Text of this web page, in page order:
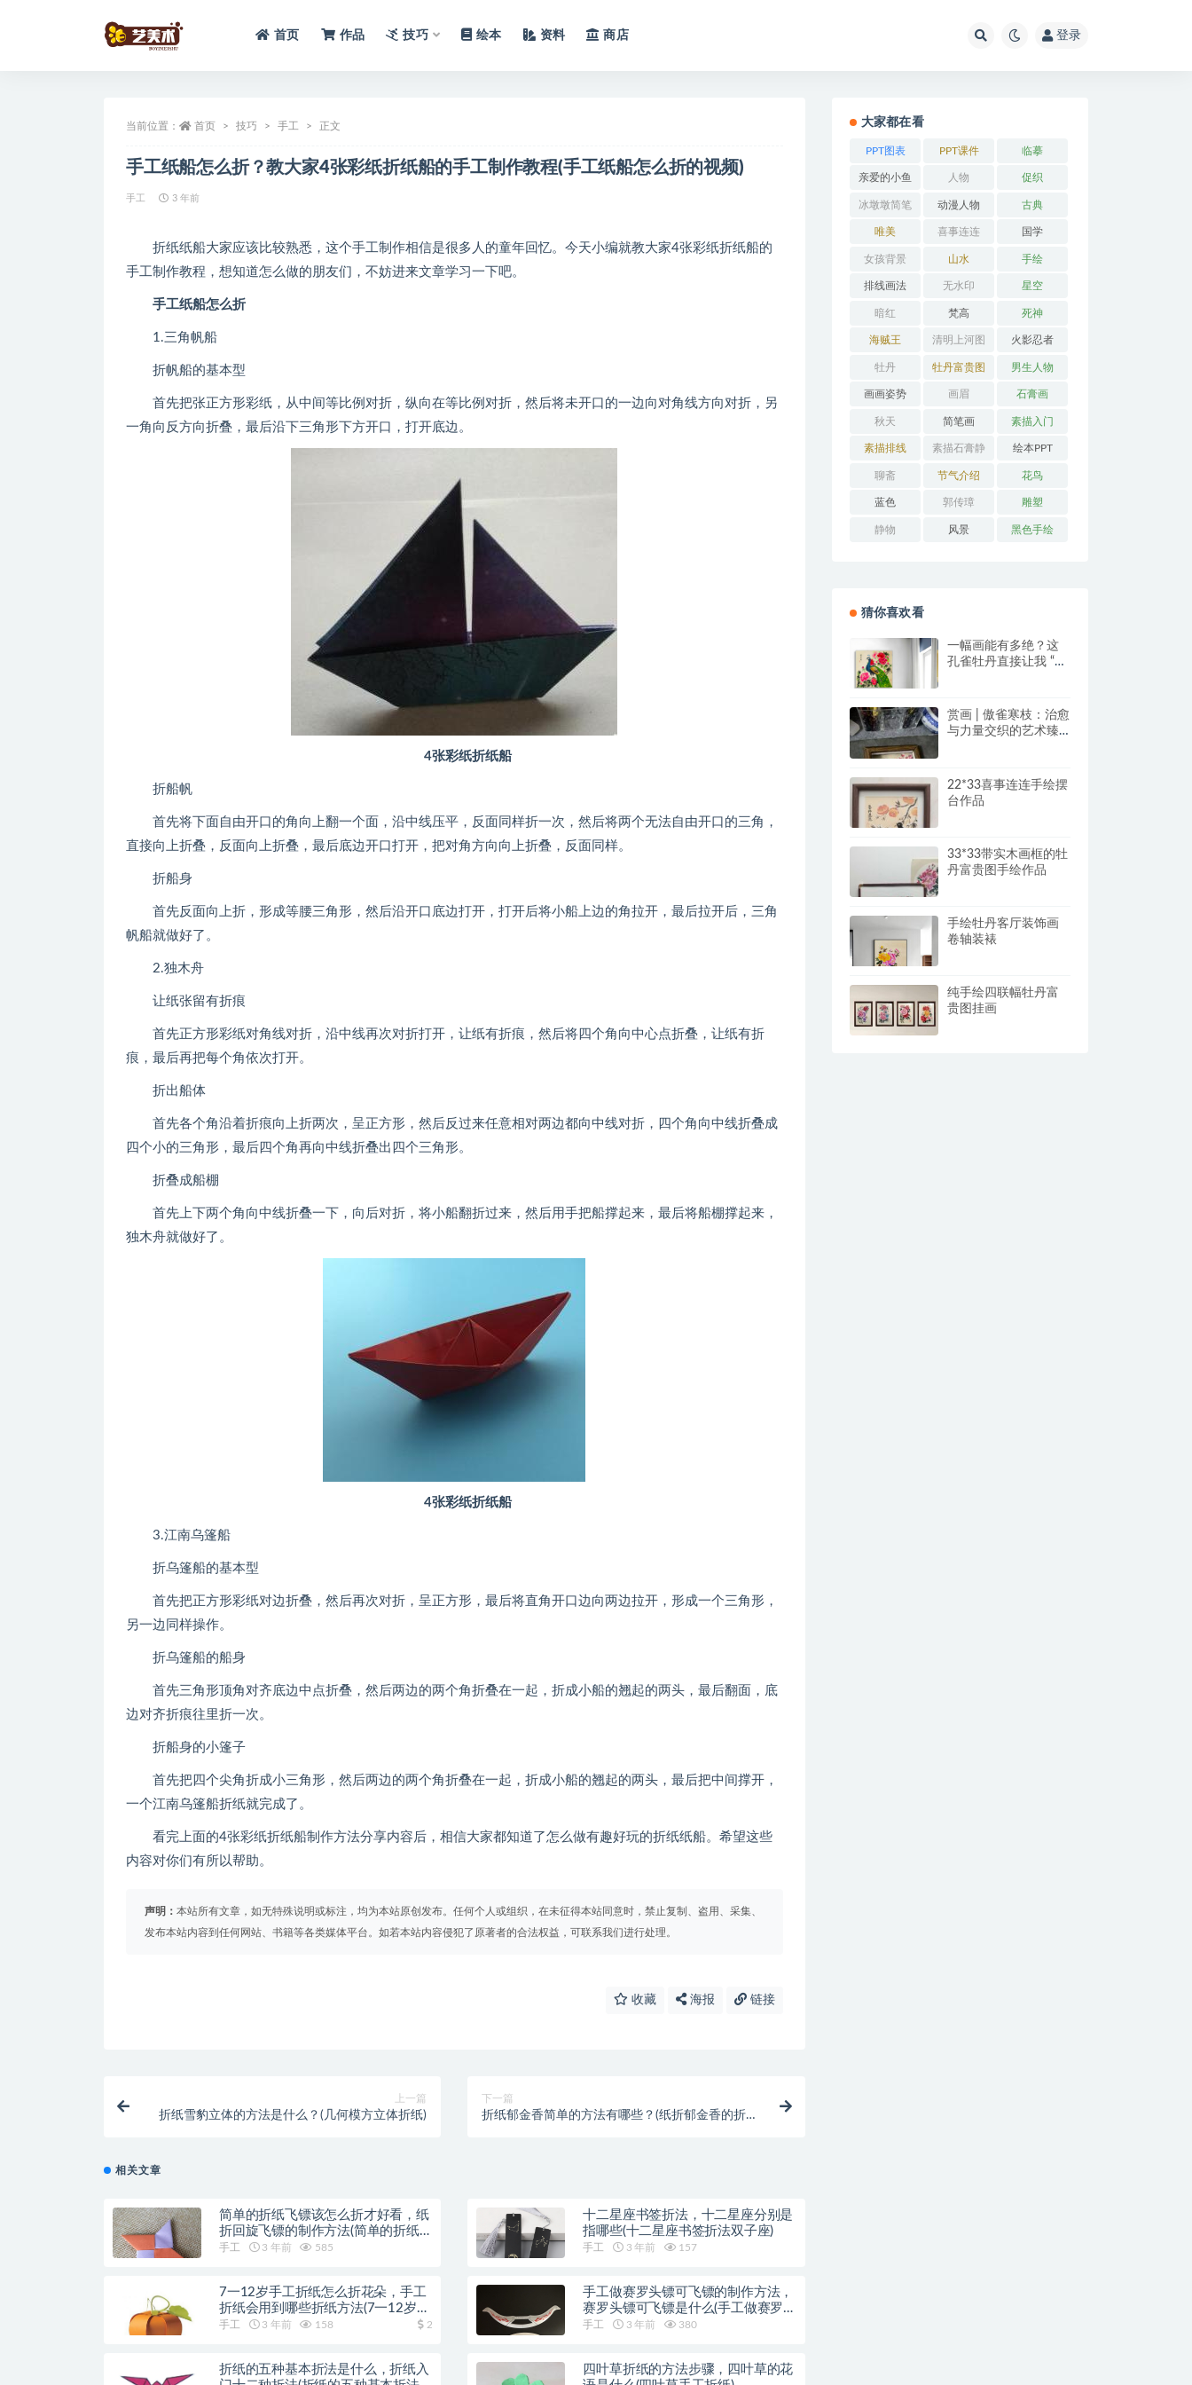
首页 作品 技巧 绘本 资料 商店 登录
当前位置： 首页 技巧 手工 正文
手工纸船怎么折？教大家4张彩纸折纸船的手工制作教程(手工纸船怎么折的视频)
手工 3 年前
折纸纸船大家应该比较熟悉，这个手工制作相信是很多人的童年回忆。今天小编就教大家4张彩纸折纸船的
手工制作教程，想知道怎么做的朋友们，不妨进来文章学习一下吧。
手工纸船怎么折
1.三角帆船
折帆船的基本型
首先把张正方形彩纸，从中间等比例对折，纵向在等比例对折，然后将未开口的一边向对角线方向对折，另
一角向反方向折叠，最后沿下三角形下方开口，打开底边。
4张彩纸折纸船
折船帆
首先将下面自由开口的角向上翻一个面，沿中线压平，反面同样折一次，然后将两个无法自由开口的三角，
直接向上折叠，反面向上折叠，最后底边开口打开，把对角方向向上折叠，反面同样。
折船身
首先反面向上折，形成等腰三角形，然后沿开口底边打开，打开后将小船上边的角拉开，最后拉开后，三角
帆船就做好了。
2.独木舟
让纸张留有折痕
首先正方形彩纸对角线对折，沿中线再次对折打开，让纸有折痕，然后将四个角向中心点折叠，让纸有折
痕，最后再把每个角依次打开。
折出船体
首先各个角沿着折痕向上折两次，呈正方形，然后反过来任意相对两边都向中线对折，四个角向中线折叠成
四个小的三角形，最后四个角再向中线折叠出四个三角形。
折叠成船棚
首先上下两个角向中线折叠一下，向后对折，将小船翻折过来，然后用手把船撑起来，最后将船棚撑起来，
独木舟就做好了。
4张彩纸折纸船
3.江南乌篷船
折乌篷船的基本型
首先把正方形彩纸对边折叠，然后再次对折，呈正方形，最后将直角开口边向两边拉开，形成一个三角形，
另一边同样操作。
折乌篷船的船身
首先三角形顶角对齐底边中点折叠，然后两边的两个角折叠在一起，折成小船的翘起的两头，最后翻面，底
边对齐折痕往里折一次。
折船身的小篷子
首先把四个尖角折成小三角形，然后两边的两个角折叠在一起，折成小船的翘起的两头，最后把中间撑开，
一个江南乌篷船折纸就完成了。
看完上面的4张彩纸折纸船制作方法分享内容后，相信大家都知道了怎么做有趣好玩的折纸纸船。希望这些
内容对你们有所以帮助。
声明： 本站所有文章，如无特殊说明或标注，均为本站原创发布。任何个人或组织，在未征得本站同意时，禁止复制、盗用、采集、
发布本站内容到任何网站、书籍等各类媒体平台。如若本站内容侵犯了原著者的合法权益，可联系我们进行处理。
收藏 海报 链接
上一篇
折纸雪豹立体的方法是什么？(几何模方立体折纸)
下一篇
折纸郁金香简单的方法有哪些？(纸折郁金香的折纸
相关文章
简单的折纸飞镖该怎么折才好看，纸
折回旋飞镖的制作方法(简单的折纸
方法)
手工 3 年前 585
十二星座书签折法，十二星座分别是
指哪些(十二星座书签折法双子座)
手工 3 年前 157
7一12岁手工折纸怎么折花朵，手工
折纸会用到哪些折纸方法(7一12岁手
工折纸动物)
手工 3 年前 158 2
手工做赛罗头镖可飞镖的制作方法，
赛罗头镖可飞镖是什么(手工做赛罗
头镖可飞)
手工 3 年前 380
折纸的五种基本折法是什么，折纸入
四叶草折纸的方法步骤，四叶草的花
大家都在看
PPT图表 PPT课件 临摹
亲爱的小鱼 人物 促织
冰墩墩简笔
画
动漫人物 古典
唯美 喜事连连 国学
女孩背景 山水 手绘
排线画法 无水印 星空
暗红 梵高 死神
海贼王 清明上河图 火影忍者
牡丹 牡丹富贵图 男生人物
画画姿势 画眉 石膏画
秋天 简笔画 素描入门
素描排线 素描石膏静
物
绘本PPT
聊斋 节气介绍 花鸟
蓝色 郭传璋 雕塑
静物 风景 黑色手绘
猜你喜欢看
一幅画能有多绝？这
孔雀牡丹直接让我 “哇
赏画 | 傲雀寒枝：治愈
与力量交织的艺术臻
22*33喜事连连手绘摆
台作品
33*33带实木画框的牡
丹富贵图手绘作品
手绘牡丹客厅装饰画
卷轴装裱
纯手绘四联幅牡丹富
贵图挂画